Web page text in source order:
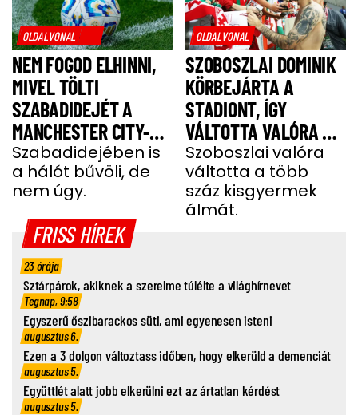
OLDALVONAL
NEM FOGOD ELHINNI,
MIVEL TÖLTI
SZABADIDEJÉT A
MANCHESTER CITY-
SZTÁRJA
Szabadidejében is
a hálót bűvöli, de
nem úgy.
OLDALVONAL
SZOBOSZLAI DOMINIK
KÖRBEJÁRTA A
STADIONT, ÍGY
VÁLTOTTA VALÓRA A
GYEREKEK ÁLMÁT
Szoboszlai valóra
váltotta a több
száz kisgyermek
álmát.
FRISS HÍREK
23 órája
Sztárpárok, akiknek a szerelme túlélte a világhírnevet
Tegnap, 9:58
Egyszerű őszibarackos süti, ami egyenesen isteni
augusztus 6.
Ezen a 3 dolgon változtass időben, hogy elkerüld a demenciát
augusztus 5.
Együttlét alatt jobb elkerülni ezt az ártatlan kérdést
augusztus 5.